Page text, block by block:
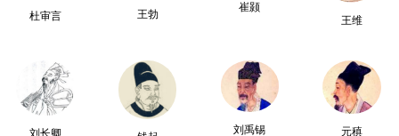
杜审言 王勃
崔颢
王维
刘长卿 刘禹锡 元稹